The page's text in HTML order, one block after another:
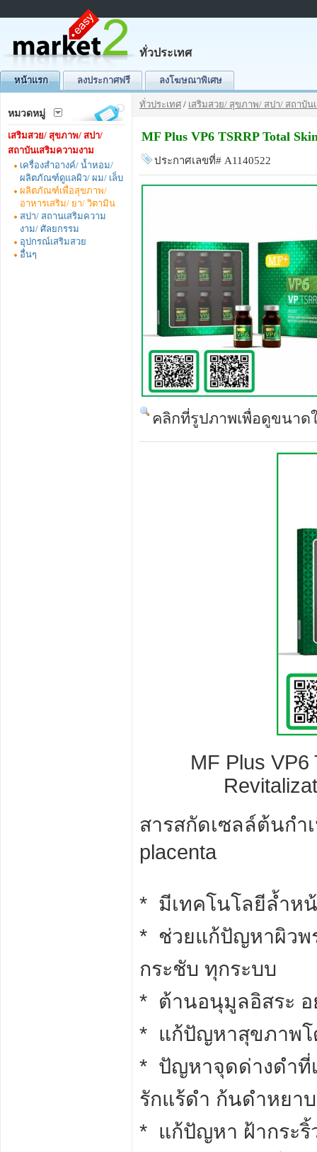
ทั่วประเทศ
หน้าแรก ลงประกาศฟรี ลงโฆษณาพิเศษ
หมวดหมู่
เสริมสวย/ สุขภาพ/ สปา/
สถาบันเสริมความงาม
เครื่องสำอางค์/ น้ำหอม/
ผลิตภัณฑ์ดูแลผิว/ ผม/ เล็บ
ผลิตภัณฑ์เพื่อสุขภาพ/
อาหารเสริม/ ยา/ วิตามิน
สปา/ สถานเสริมความ
งาม/ ศัลยกรรม
อุปกรณ์เสริมสวย
อื่นๆ
ทั่วประเทศ / เสริมสวย/ สุขภาพ/ สปา/ สถาบัน
MF Plus VP6 TSRRP Total
ประกาศเลขที่# A1140522
คลิกที่รูปภาพเพื่อดูขนาด
MF Plus VP6
สารสกัดเซลล์ต้นกำ
placenta
* มีเทคโนโลยีล้ำห
* ช่วยแก้ปัญหาผิวพ
กระชับ ทุกระบบ
* ต้านอนุมูลอิสระ อ
* แก้ปัญหาสุขภาพโ
* ปัญหาจุดด่างดำที่
รักแร้ดำ ก้นดำหยา
* แก้ปัญหา ฝ้ากระริ้